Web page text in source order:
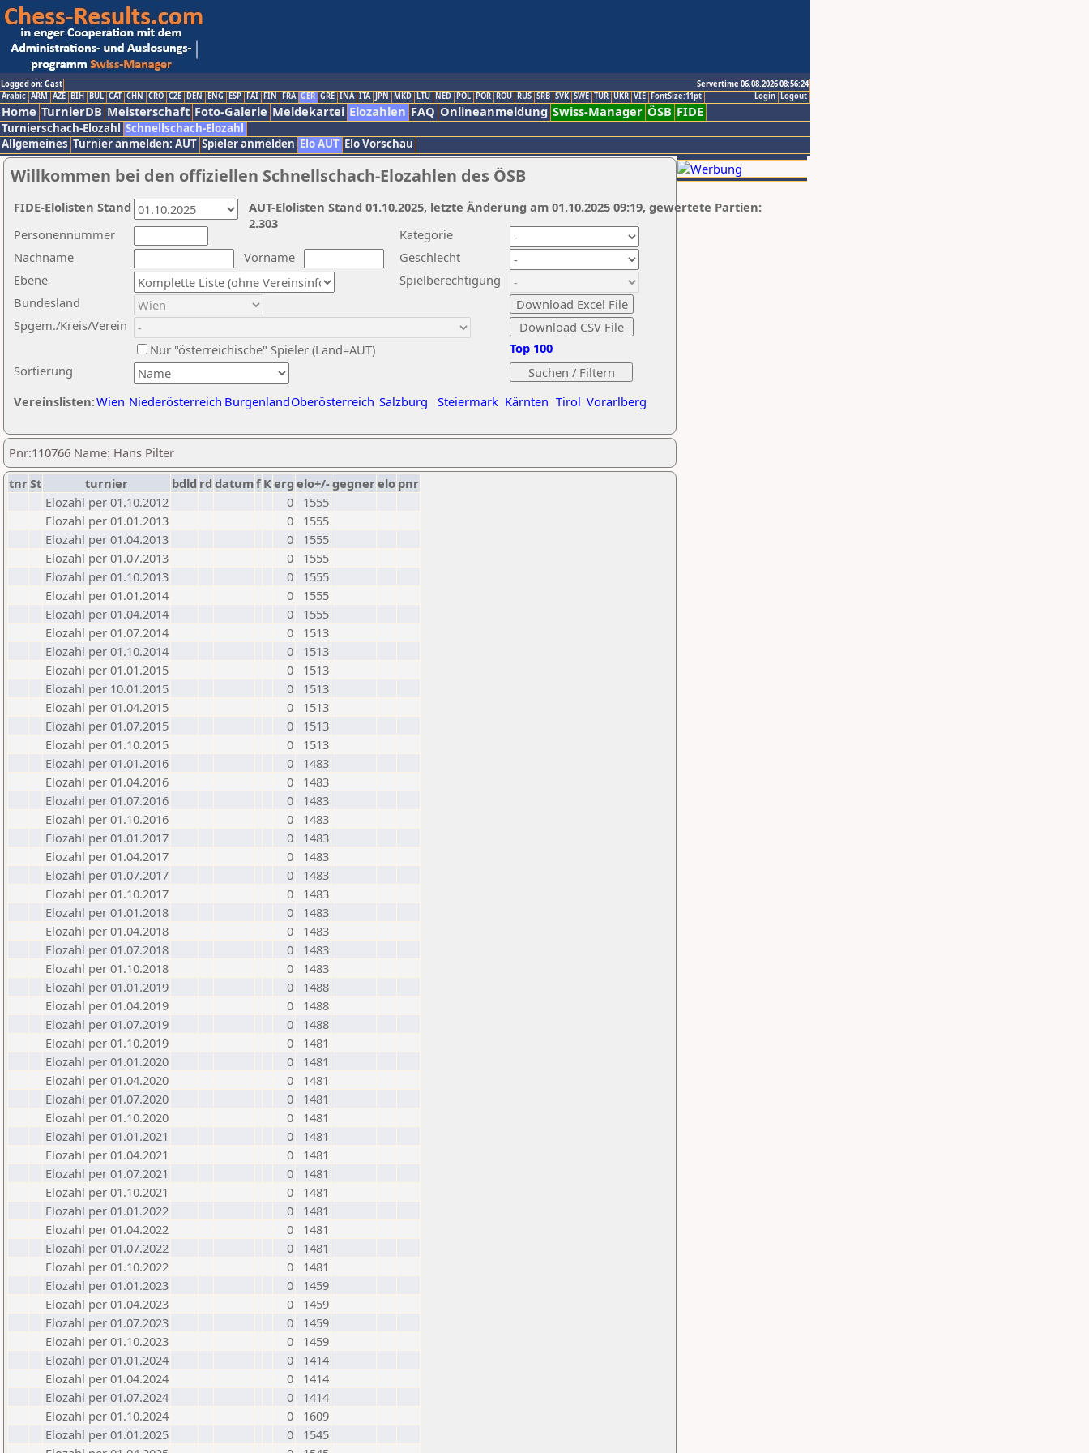
Logged on: Gast
Servertime 06.08.2026 08:56:24
Logout
Login
Arabic ARM AZE BIH BUL CAT CHN CRO CZE DEN ENG ESP FAI FIN FRA GER GRE INA ITA JPN MKD LTU NED POL POR ROU RUS SRB SVK SWE TUR UKR VIE FontSize:11pt
Home TurnierDB Meisterschaft Foto-Galerie Meldekartei Elozahlen FAQ Onlineanmeldung Swiss-Manager ÖSB FIDE
Turnierschach-Elozahl Schnellschach-Elozahl
Allgemeines Turnier anmelden: AUT Spieler anmelden Elo AUT Elo Vorschau
Willkommen bei den offiziellen Schnellschach-Elozahlen des ÖSB
Nachname
Vorname
Ebene
Kategorie
Sortierung
Personennummer
Bundesland
Spgem./Kreis/Verein
Geschlecht
Nur "österreichische" Spieler (Land=AUT)
Spielberechtigung
Vereinslisten:Wien Niederösterreich BurgenlandOberösterreich Salzburg Steiermark Kärnten Tirol Vorarlberg
Top 100
AUT-Elolisten Stand 01.10.2025, letzte Änderung am 01.10.2025 09:19, gewertete Partien:
2.303
FIDE-Elolisten Stand
Pnr:110766 Name: Hans Pilter
tnrSt turnier bdld rd datumf Kerg elo+/-gegnerelo pnr
Elozahl per 01.10.2012
0
1555
Elozahl per 01.01.2013
0
1555
Elozahl per 01.04.2013
0
1555
Elozahl per 01.07.2013
0
1555
Elozahl per 01.10.2013
0
1555
Elozahl per 01.01.2014
0
1555
Elozahl per 01.04.2014
0
1555
Elozahl per 01.07.2014
0
1513
Elozahl per 01.10.2014
0
1513
Elozahl per 01.01.2015
0
1513
Elozahl per 10.01.2015
0
1513
Elozahl per 01.04.2015
0
1513
Elozahl per 01.07.2015
0
1513
Elozahl per 01.10.2015
0
1513
Elozahl per 01.01.2016
0
1483
Elozahl per 01.04.2016
0
1483
Elozahl per 01.07.2016
0
1483
Elozahl per 01.10.2016
0
1483
Elozahl per 01.01.2017
0
1483
Elozahl per 01.04.2017
0
1483
Elozahl per 01.07.2017
0
1483
Elozahl per 01.10.2017
0
1483
Elozahl per 01.01.2018
0
1483
Elozahl per 01.04.2018
0
1483
Elozahl per 01.07.2018
0
1483
Elozahl per 01.10.2018
0
1483
Elozahl per 01.01.2019
0
1488
Elozahl per 01.04.2019
0
1488
Elozahl per 01.07.2019
0
1488
Elozahl per 01.10.2019
0
1481
Elozahl per 01.01.2020
0
1481
Elozahl per 01.04.2020
0
1481
Elozahl per 01.07.2020
0
1481
Elozahl per 01.10.2020
0
1481
Elozahl per 01.01.2021
0
1481
Elozahl per 01.04.2021
0
1481
Elozahl per 01.07.2021
0
1481
Elozahl per 01.10.2021
0
1481
Elozahl per 01.01.2022
0
1481
Elozahl per 01.04.2022
0
1481
Elozahl per 01.07.2022
0
1481
Elozahl per 01.10.2022
0
1481
Elozahl per 01.01.2023
0
1459
Elozahl per 01.04.2023
0
1459
Elozahl per 01.07.2023
0
1459
Elozahl per 01.10.2023
0
1459
Elozahl per 01.01.2024
0
1414
Elozahl per 01.04.2024
0
1414
Elozahl per 01.07.2024
0
1414
Elozahl per 01.10.2024
0
1609
Elozahl per 01.01.2025
0
1545